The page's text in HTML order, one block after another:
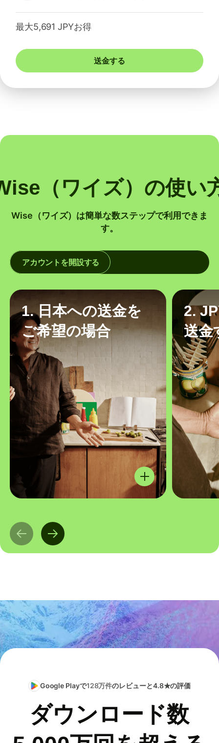
最大5,691 JPYお得
送金する
（ワイズ）の使い
Wise（ワイズ）は簡単な数ステップで利用できま
す。
アカウントを開設する
1. 日本への送金を
ご希望の場合
2.
送金
Google Playで128万件のレビューと4.8★の評価
ダウンロード数